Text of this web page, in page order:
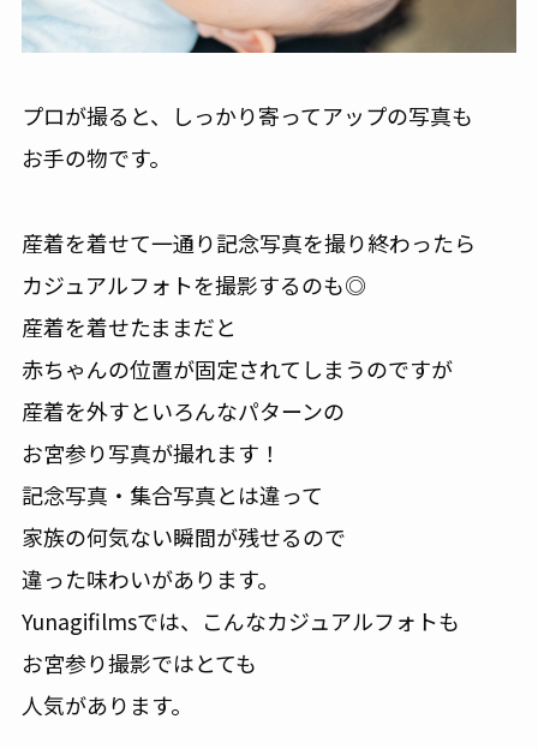
プロが撮ると、しっかり寄ってアップの写真も
お手の物です。
産着を着せて一通り記念写真を撮り終わったら
カジュアルフォトを撮影するのも◎
産着を着せたままだと
赤ちゃんの位置が固定されてしまうのですが
産着を外すといろんなパターンの
お宮参り写真が撮れます！
記念写真・集合写真とは違って
家族の何気ない瞬間が残せるので
違った味わいがあります。
Yunagifilmsでは、こんなカジュアルフォトも
お宮参り撮影ではとても
人気があります。